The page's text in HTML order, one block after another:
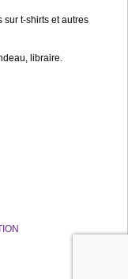
sur t-shirts et autres
libraire.